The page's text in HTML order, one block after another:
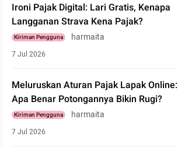
Ironi Pajak Digital: Lari Gratis, Kenapa
Langganan Strava Kena Pajak?
Kiriman Pengguna harmaita
7 Jul 2026
Meluruskan Aturan Pajak Lapak Online:
Apa Benar Potongannya Bikin Rugi?
Kiriman Pengguna harmaita
7 Jul 2026